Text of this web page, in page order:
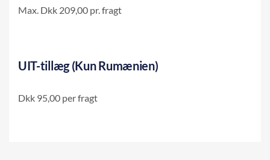
Max. Dkk 209,00 pr. fragt
UIT-tillæg (Kun Rumænien)
Dkk 95,00 per fragt